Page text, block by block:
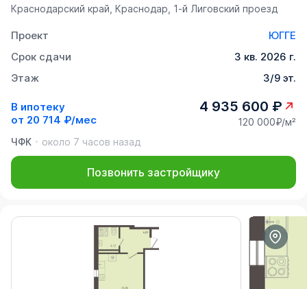
Краснодарский край, Краснодар, 1-й Лиговский проезд
Проект
ЮГГЕ
Срок сдачи
3 кв. 2026 г.
Этаж
3/9 эт.
В ипотеку
от 20 714 ₽/мес
4 935 600 ₽
120 000₽/м²
ЧФК
около 7 часов назад
Позвонить застройщику